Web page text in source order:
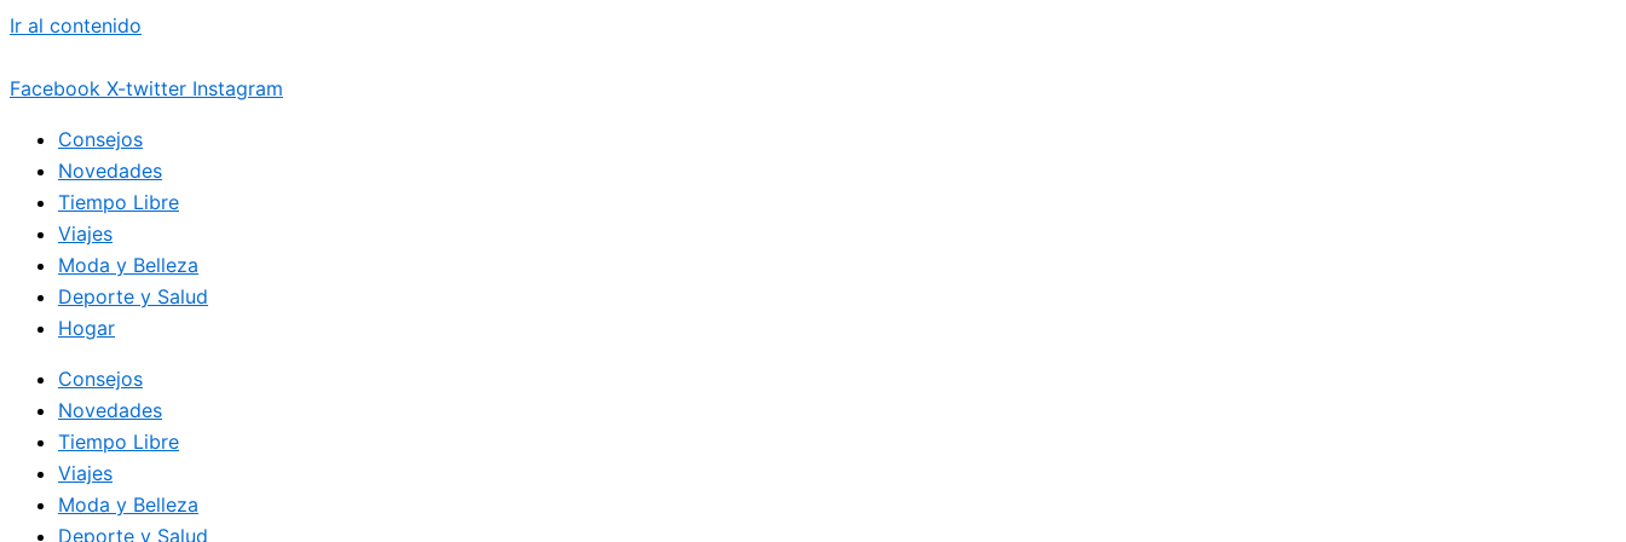
Ir al contenido
Facebook X-twitter Instagram
Consejos
Novedades
Tiempo Libre
Viajes
Moda y Belleza
Deporte y Salud
Hogar
Consejos
Novedades
Tiempo Libre
Viajes
Moda y Belleza
Deporte y Salud